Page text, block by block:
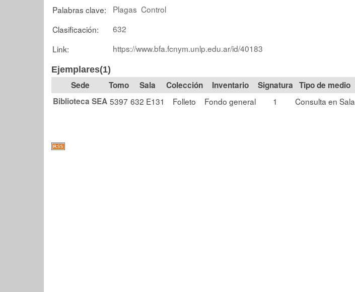
Palabras clave:
Plagas Control
Clasificación:
632
Link:
https://www.bfa.fcnym.unlp.edu.ar/id/40183
Ejemplares(1)
Tomo Sala Colección Signatura Tipo de medio
Biblioteca SEA 5397 632 E131 Folleto Fondo general 1 Consulta en Sala